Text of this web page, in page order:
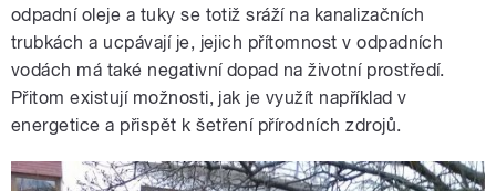
odpadní oleje a tuky se totiž sráží na kanalizačních
trubkách a ucpávají je, jejich přítomnost v odpadních
vodách má také negativní dopad na životní prostředí.
Přitom existují možnosti, jak je využít například v
energetice a přispět k šetření přírodních zdrojů.